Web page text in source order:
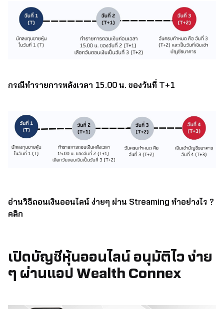
กรณีทำรายการหลังเวลา 15.00 น. ของวันที่ T+1
อ่านวิธีถอนเงินออนไลน์ ง่ายๆ ผ่าน Streaming ทำอย่างไร ?
คลิก
เปิดบัญชีหุ้นออนไลน์ อนุมัติไว ง่าย
ๆ ผ่านแอป Wealth Connex